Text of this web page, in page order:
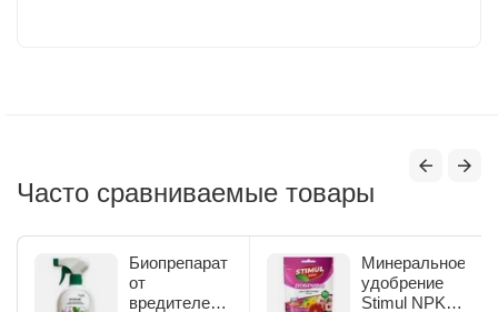
Часто сравниваемые товары
Биопрепарат
от
вредителей
Минеральное
удобрение
Stimul NPK